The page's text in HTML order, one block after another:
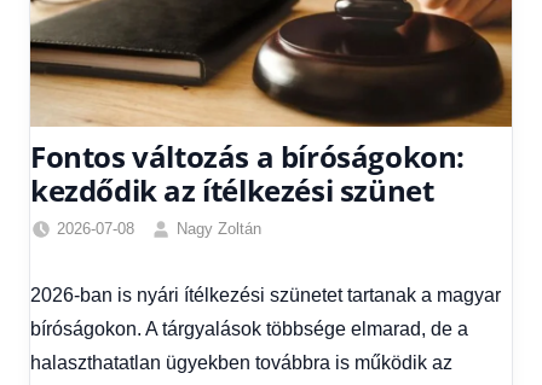
Fontos változás a bíróságokon:
kezdődik az ítélkezési szünet
2026-07-08
Nagy Zoltán
Hitel
fórum
2026-ban is nyári ítélkezési szünetet tartanak a magyar
bíróságokon. A tárgyalások többsége elmarad, de a
halaszthatatlan ügyekben továbbra is működik az